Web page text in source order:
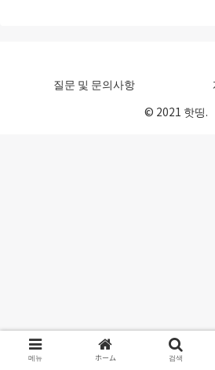
질문 및 문의사항
© 2021 핫띵.
메뉴 ホーム 검색